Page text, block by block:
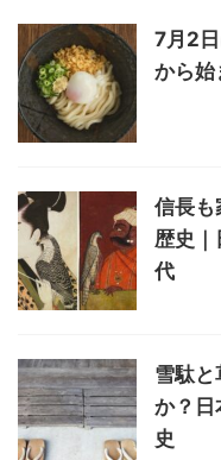
7月2
から始
信長も
歴史
代
雪駄
か？日
史